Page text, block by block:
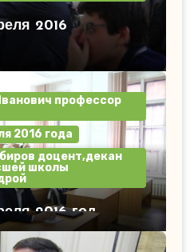
2016
профессор
2016 года
доцент,декан
школы
2016 год.